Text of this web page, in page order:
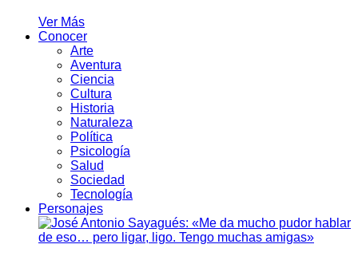
Ver Más
Conocer
Arte
Aventura
Ciencia
Cultura
Historia
Naturaleza
Política
Psicología
Salud
Sociedad
Tecnología
Personajes